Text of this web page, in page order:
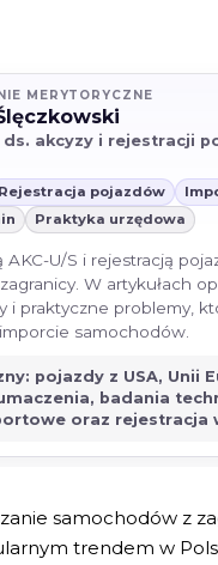
samochodów z
trendem w
MERYTORYCZNE
ds. akcyzy i rejestracji
Rejestracja pojazdów
Praktyka urzędowa
AKC-U/S i rejestracją
W artykułach
i praktyczne problemy,
samochodów.
pojazdy z USA, Unii
badania
oraz rejestracja